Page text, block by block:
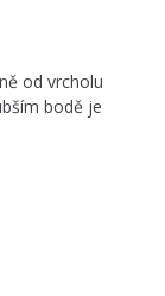
od vrcholu
bodě je